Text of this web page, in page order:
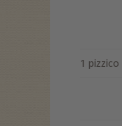
1 pizzico